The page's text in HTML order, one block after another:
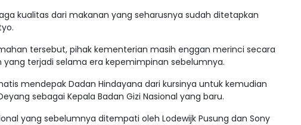
kualitas dari makanan yang seharusnya sudah ditetapkan
tersebut, pihak kementerian masih enggan merinci secara
terjadi selama era kepemimpinan sebelumnya.
mendepak Dadan Hindayana dari kursinya untuk kemudian
sebagai Kepala Badan Gizi Nasional yang baru.
yang sebelumnya ditempati oleh Lodewijk Pusung dan Sony